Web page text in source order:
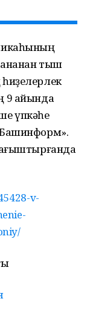
тыш
9 айында
үпкәһе
v-